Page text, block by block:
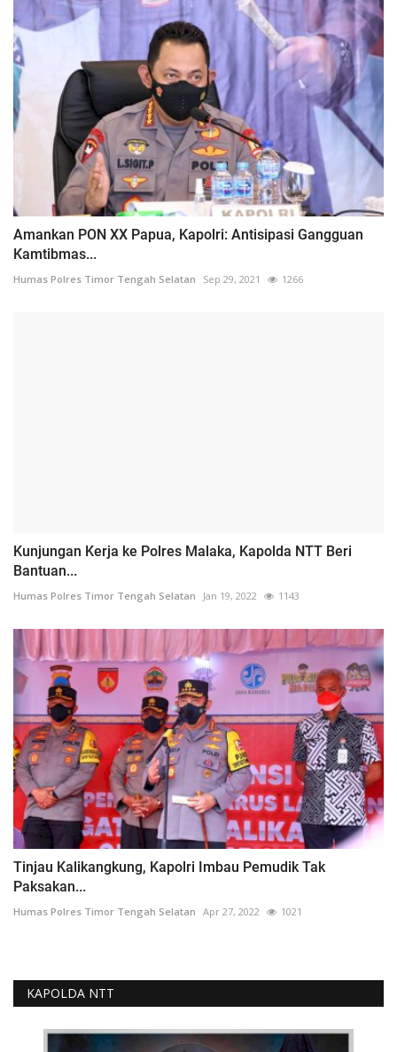
Amankan PON XX Papua, Kapolri: Antisipasi Gangguan
Kamtibmas...
Humas Polres Timor Tengah Selatan Sep 29, 2021 1266
Kunjungan Kerja ke Polres Malaka, Kapolda NTT Beri
Bantuan...
Humas Polres Timor Tengah Selatan Jan 19, 2022 1143
Tinjau Kalikangkung, Kapolri Imbau Pemudik Tak
Paksakan...
Humas Polres Timor Tengah Selatan Apr 27, 2022 1021
KAPOLDA NTT